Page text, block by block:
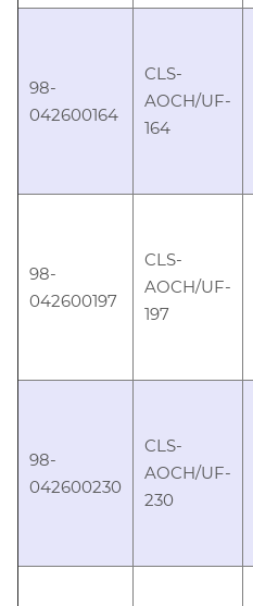
98-
042600164
CLS-
AOCH/UF-
164
98-
042600197
CLS-
AOCH/UF-
197
98-
042600230
CLS-
AOCH/UF-
230